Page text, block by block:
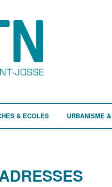
& ECOLES URBANISME